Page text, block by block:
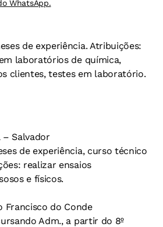
WhatsApp.
de experiência. Atribuições:
laboratórios de química,
clientes, testes em laboratório.
– Salvador
de experiência, curso técnico
realizar ensaios
e físicos.
Francisco do Conde
Adm., a partir do 8º